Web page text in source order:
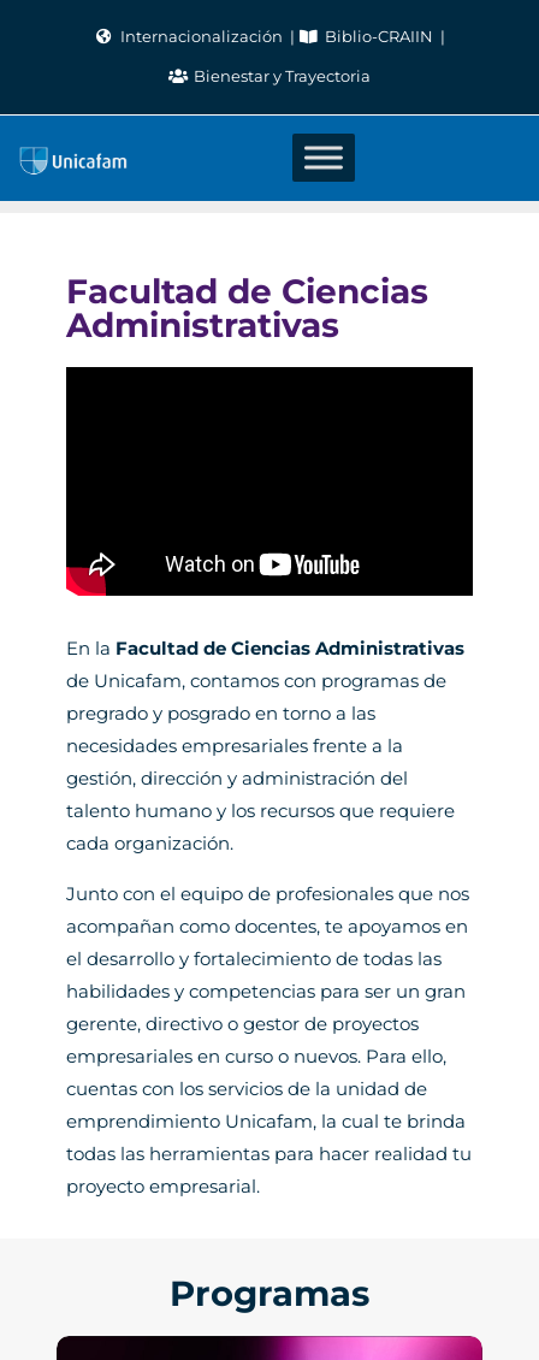
Internacionalización Biblio-CRAIIN
Bienestar y Trayectoria
Facultad de Ciencias
Administrativas
En la Facultad de Ciencias Administrativas
de Unicafam, contamos con programas de
pregrado y posgrado en torno a las
necesidades empresariales frente a la
gestión, dirección y administración del
talento humano y los recursos que requiere
cada organización.
Junto con el equipo de profesionales que nos
acompañan como docentes, te apoyamos en
el desarrollo y fortalecimiento de todas las
habilidades y competencias para ser un gran
gerente, directivo o gestor de proyectos
empresariales en curso o nuevos. Para ello,
cuentas con los servicios de la unidad de
emprendimiento Unicafam, la cual te brinda
todas las herramientas para hacer realidad tu
proyecto empresarial.
Programas